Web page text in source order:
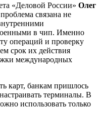
«Деловой России» Олег
связана не
в чип. Именно
операций и проверку
срок их действия
международных
карт, банкам пришлось
терминалы. В
использовать только